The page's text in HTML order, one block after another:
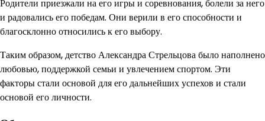
Родители приезжали на его игры и соревнования, болели за него
и радовались его победам. Они верили в его способности и
благосклонно относились к его выбору.
Таким образом, детство Александра Стрельцова было наполнено
любовью, поддержкой семьи и увлечением спортом. Эти
факторы стали основой для его дальнейших успехов и стали
основой его личности.